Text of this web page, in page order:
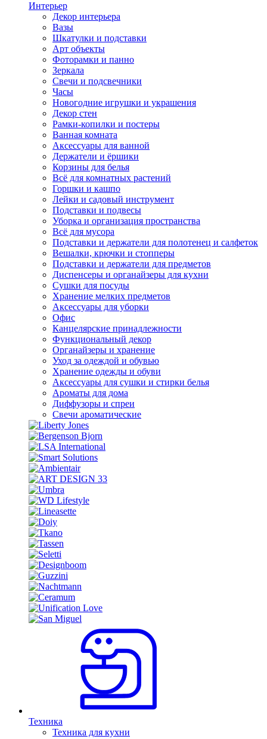
Интерьер
Декор интерьера
Вазы
Шкатулки и подставки
Арт объекты
Фоторамки и панно
Зеркала
Свечи и подсвечники
Часы
Новогодние игрушки и украшения
Декор стен
Рамки-копилки и постеры
Ванная комната
Аксессуары для ванной
Держатели и ёршики
Корзины для белья
Всё для комнатных растений
Горшки и кашпо
Лейки и садовый инструмент
Подставки и подвесы
Уборка и организация пространства
Всё для мусора
Подставки и держатели для полотенец и салфеток
Вешалки, крючки и стопперы
Подставки и держатели для предметов
Диспенсеры и органайзеры для кухни
Сушки для посуды
Хранение мелких предметов
Аксессуары для уборки
Офис
Канцелярские принадлежности
Функциональный декор
Органайзеры и хранение
Уход за одеждой и обувью
Хранение одежды и обуви
Аксессуары для сушки и стирки белья
Ароматы для дома
Диффузоры и спреи
Свечи ароматические
Техника
Техника для кухни